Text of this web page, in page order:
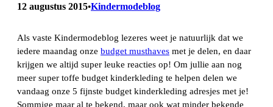
12 augustus 2015•Kindermodeblog
Als vaste Kindermodeblog lezeres weet je natuurlijk dat we
iedere maandag onze budget musthaves met je delen, en daar
krijgen we altijd super leuke reacties op! Om jullie aan nog
meer super toffe budget kinderkleding te helpen delen we
vandaag onze 5 fijnste budget kinderkleding adresjes met je!
Sommige maar al te bekend, maar ook wat minder bekende